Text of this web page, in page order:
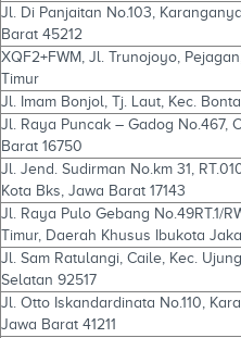
Jl. Di Panjaitan No.103,
Barat 45212
XQF2+FWM, Jl. Trunojoyo,
Timur
Jl. Imam Bonjol, Tj. Laut, Kec.
Jl. Raya Puncak – Gadog No.467,
Barat 16750
Jl. Jend. Sudirman No.km 31,
Kota Bks, Jawa Barat 17143
Jl. Raya Pulo Gebang No.49RT.1/
Timur, Daerah Khusus Ibukota
Jl. Sam Ratulangi, Caile, Kec.
Selatan 92517
Jl. Otto Iskandardinata No.110,
Jawa Barat 41211